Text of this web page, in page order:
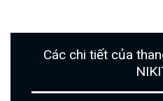
Các chi tiết của